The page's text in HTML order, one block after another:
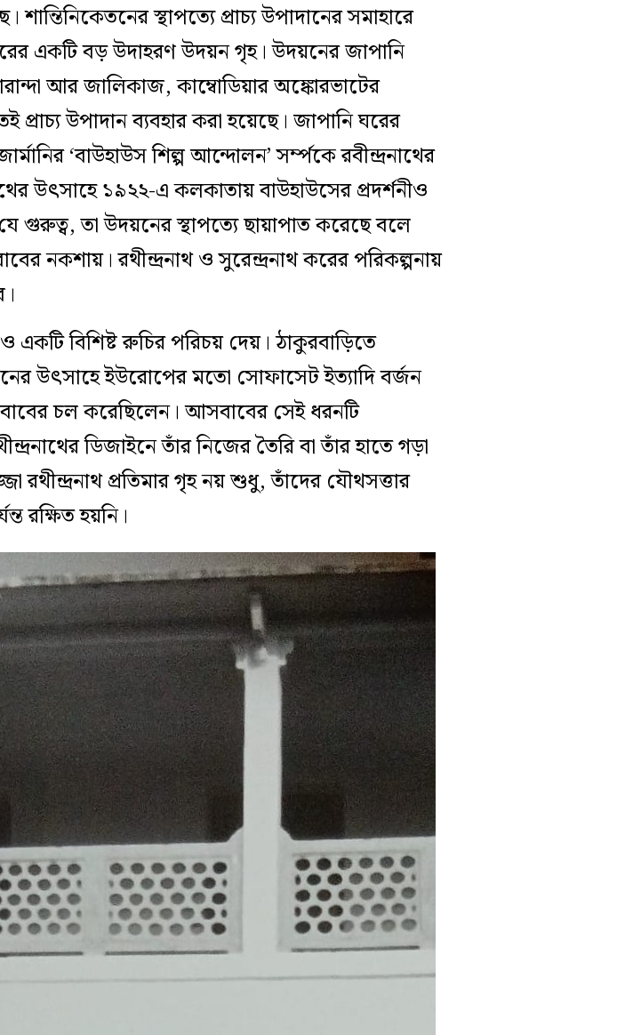
স্থাপত্যে প্রাচ্য উপাদানের সমাহারে
একটি বড় উদাহরণ উদয়ন গৃহ। উদয়নের জাপানি
আর জালিকাজ, কাম্বোডিয়ার অঙ্কোরভাটের
উপাদান ব্যবহার করা হয়েছে। জাপানি ঘরের
‘বাউহাউস শিল্প আন্দোলন’ সর্ম্পকে রবীন্দ্রনাথের
উৎসাহে ১৯২২-এ কলকাতায় বাউহাউসের প্রদর্শনীও
গুরুত্ব, তা উদয়নের স্থাপত্যে ছায়াপাত করেছে বলে
নকশায়। রথীন্দ্রনাথ ও সুরেন্দ্রনাথ করের পরিকল্পনায়
বিশিষ্ট রুচির পরিচয় দেয়। ঠাকুরবাড়িতে
উৎসাহে ইউরোপের মতো সোফাসেট ইত্যাদি বর্জন
চল করেছিলেন। আসবাবের সেই ধরনটি
ডিজাইনে তাঁর নিজের তৈরি বা তাঁর হাতে গড়া
রথীন্দ্রনাথ প্রতিমার গৃহ নয় শুধু, তাঁদের যৌথসত্তার
রক্ষিত হয়নি।